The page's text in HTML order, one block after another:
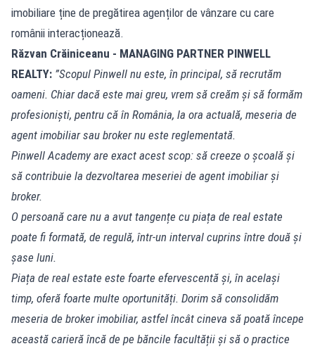
imobiliare ține de pregătirea agenților de vânzare cu care
românii interacționează.
Răzvan Crăiniceanu - MANAGING PARTNER PINWELL
REALTY: ”Scopul Pinwell nu este, în principal, să recrutăm
oameni. Chiar dacă este mai greu, vrem să creăm și să formăm
profesioniști, pentru că în România, la ora actuală, meseria de
agent imobiliar sau broker nu este reglementată.
Pinwell Academy are exact acest scop: să creeze o școală și
să contribuie la dezvoltarea meseriei de agent imobiliar și
broker.
O persoană care nu a avut tangențe cu piața de real estate
poate fi formată, de regulă, într-un interval cuprins între două și
șase luni.
Piața de real estate este foarte efervescentă și, în același
timp, oferă foarte multe oportunități. Dorim să consolidăm
meseria de broker imobiliar, astfel încât cineva să poată începe
această carieră încă de pe băncile facultății și să o practice